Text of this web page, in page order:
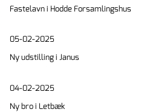
Fastelavn i Hodde Forsamlingshus
05-02-2025
Ny udstilling i Janus
04-02-2025
Ny bro i Letbæk